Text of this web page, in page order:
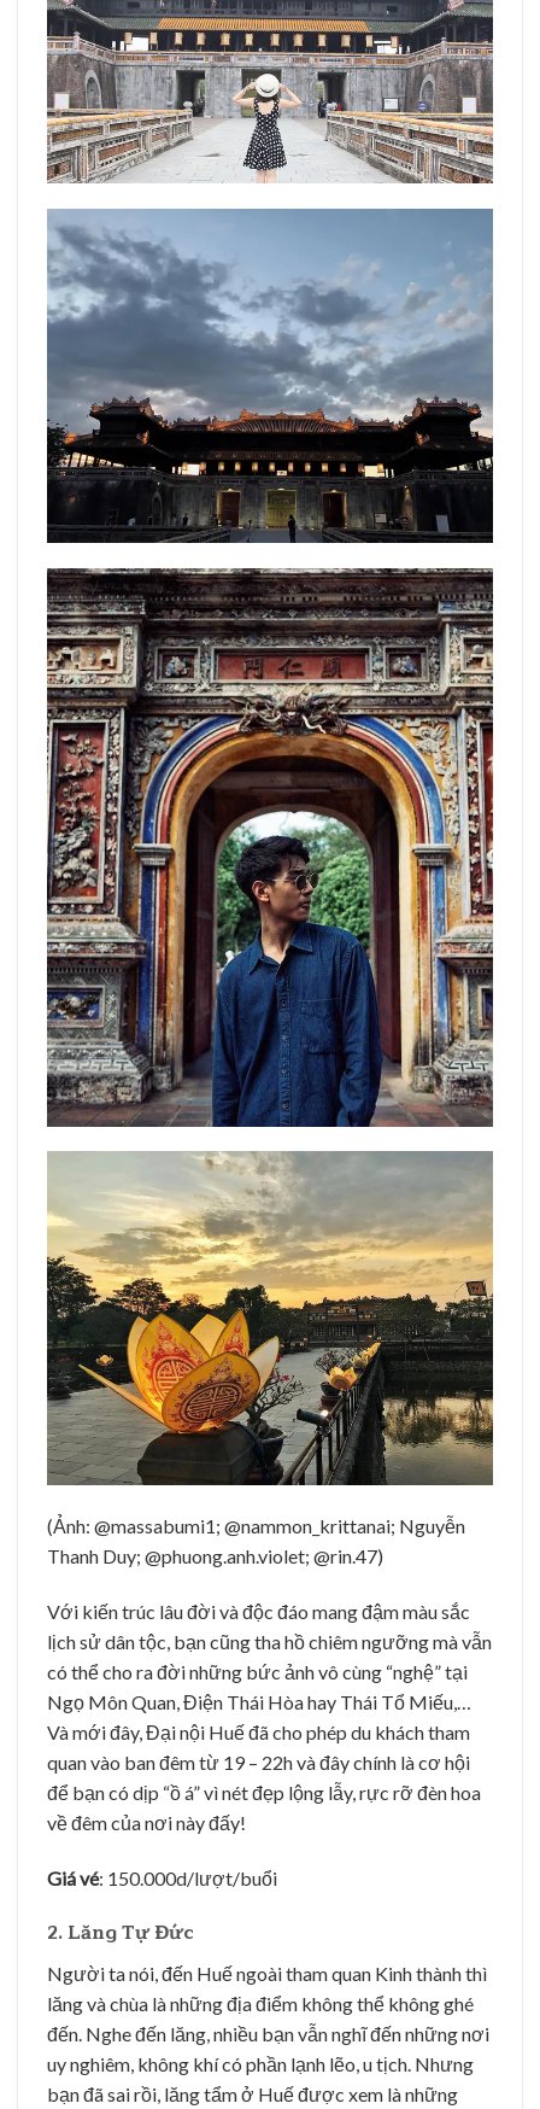
(Ảnh: @massabumi1; @nammon_krittanai; Nguyễn
Thanh Duy; @phuong.anh.violet; @rin.47)
Với kiến trúc lâu đời và độc đáo mang đậm màu sắc
lịch sử dân tộc, bạn cũng tha hồ chiêm ngưỡng mà vẫn
có thể cho ra đời những bức ảnh vô cùng “nghệ” tại
Ngọ Môn Quan, Điện Thái Hòa hay Thái Tổ Miếu,…
Và mới đây, Đại nội Huế đã cho phép du khách tham
quan vào ban đêm từ 19 – 22h và đây chính là cơ hội
để bạn có dịp “ồ á” vì nét đẹp lộng lẫy, rực rỡ đèn hoa
về đêm của nơi này đấy!
Giá vé: 150.000d/lượt/buổi
2. Lăng Tự Đức
Người ta nói, đến Huế ngoài tham quan Kinh thành thì
lăng và chùa là những địa điểm không thể không ghé
đến. Nghe đến lăng, nhiều bạn vẫn nghĩ đến những nơi
uy nghiêm, không khí có phần lạnh lẽo, u tịch. Nhưng
bạn đã sai rồi, lăng tẩm ở Huế được xem là những